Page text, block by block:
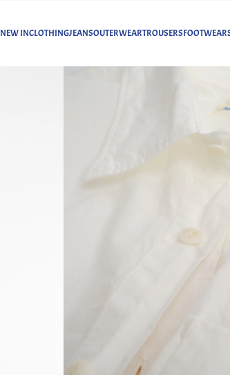
NEW INCLOTHINGJEANSOUTERWEARTROUSERSFOOTWEAR